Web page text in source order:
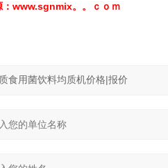
：www.sgnmix。。ｃｏｍ